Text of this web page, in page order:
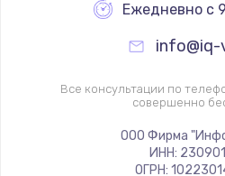
Ежедневно с
info@iq-
Все консультации по
совершенно
ООО Фирма
ИНН:
ОГРН: